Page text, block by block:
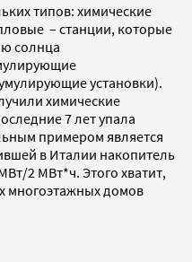
типов: химические
– станции, которые
солнца
установки).
химические
7 лет упала
примером является
в Италии накопитель
2 МВт*ч. Этого хватит,
многоэтажных домов